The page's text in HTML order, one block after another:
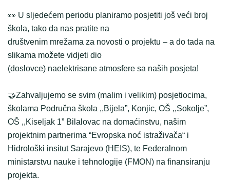
👀 U sljedećem periodu planiramo posjetiti još veći broj
škola, tako da nas pratite na
društvenim mrežama za novosti o projektu – a do tada na
slikama možete vidjeti dio
(doslovce) naelektrisane atmosfere sa naših posjeta!
🤝Zahvaljujemo se svim (malim i velikim) posjetiocima,
školama Područna škola ,,Bijela”, Konjic, OŠ ,,Sokolje”,
OŠ ,,Kiseljak 1” Bilalovac na domaćinstvu, našim
projektnim partnerima “Evropska noć istraživača“ i
Hidrološki insitut Sarajevo (HEIS), te Federalnom
ministarstvu nauke i tehnologije (FMON) na finansiranju
projekta.